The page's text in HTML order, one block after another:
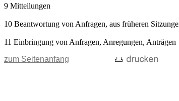
9 Mitteilungen
10 Beantwortung von Anfragen, aus früheren
11 Einbringung von Anfragen, Anregungen, Anträgen
zum Seitenanfang